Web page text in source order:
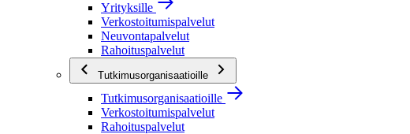
Yrityksille
Verkostoitumispalvelut
Neuvontapalvelut
Rahoituspalvelut
Tutkimusorganisaatioille
Tutkimusorganisaatioille
Verkostoitumispalvelut
Rahoituspalvelut